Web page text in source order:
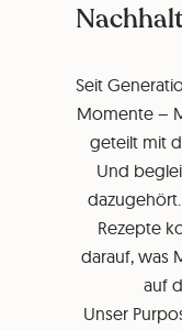
Seit
Momente –
geteilt mit
Und
Rezepte
darauf, was
auf
Unser